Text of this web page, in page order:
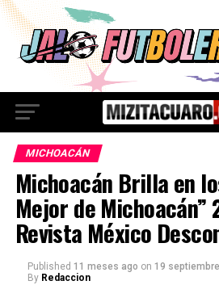
MICHOACÁN
Michoacán Brilla en
Mejor de Michoacán”
Revista México
Published 11 meses ago on 19
By Redaccion